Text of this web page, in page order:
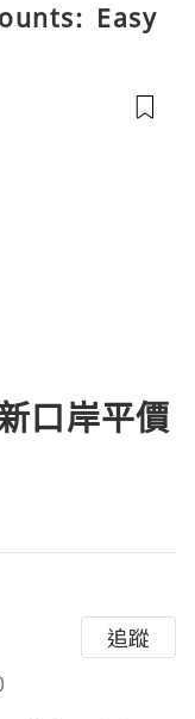
Easy
口岸平價
追蹤